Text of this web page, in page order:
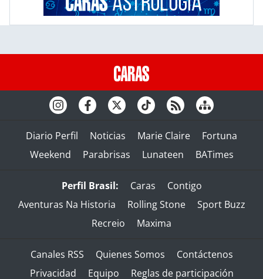
Diario Perfil Noticias Marie Claire
Fortuna
Weekend
Parabrisas Lunateen BATimes
Perfil Brasil: Caras
Contigo
Aventuras Na Historia
Rolling Stone
Sport Buzz
Recreio
Maxima
Canales RSS Quienes Somos
Contáctenos
Privacidad
Equipo Reglas de participación